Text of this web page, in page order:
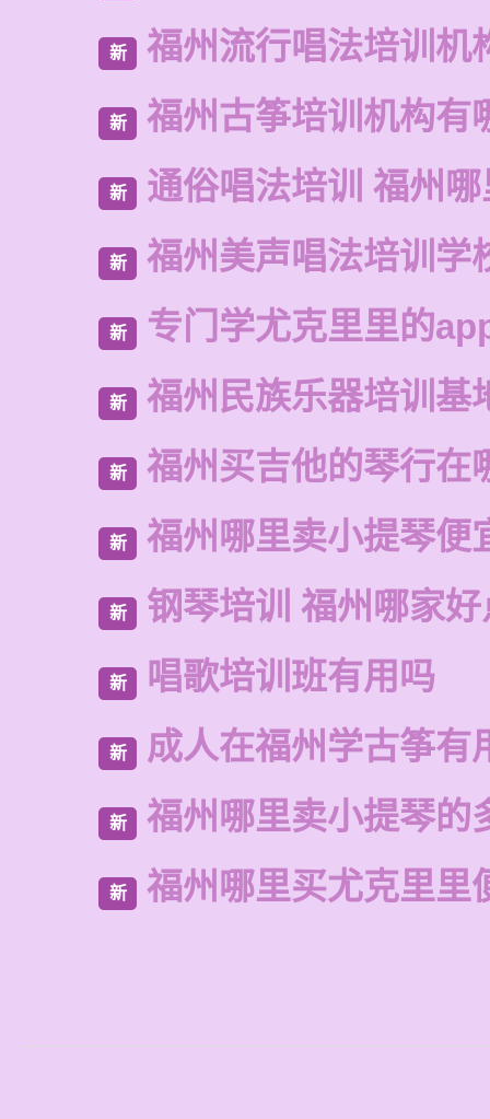
新 福州流行唱法培训机
新 福州古筝培训机构有
新 通俗唱法培训 福州
新 福州美声唱法培训学
新 专门学尤克里里的
新 福州民族乐器培训基
新 福州买吉他的琴行在
新 福州哪里卖小提琴便
新 钢琴培训 福州哪家好
新 唱歌培训班有用吗
新 成人在福州学古筝有
新 福州哪里卖小提琴的
新 福州哪里买尤克里里